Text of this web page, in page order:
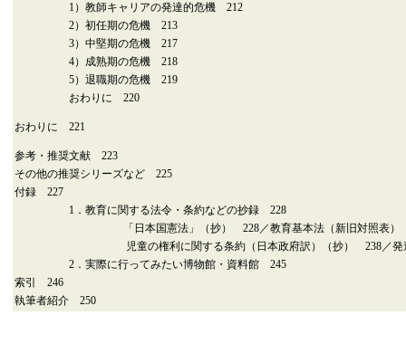
1）教師キャリアの発達的危機 212
2）初任期の危機 213
3）中堅期の危機 217
4）成熟期の危機 218
5）退職期の危機 219
おわりに 220
おわりに 221
参考・推奨文献 223
その他の推奨シリーズなど 225
付録 227
1．教育に関する法令・条約などの抄録 228
「日本国憲法」（抄） 228／教育基本法（新旧対照表）
児童の権利に関する条約（日本政府訳）（抄） 238／発達障
2．実際に行ってみたい博物館・資料館 245
索引 246
執筆者紹介 250